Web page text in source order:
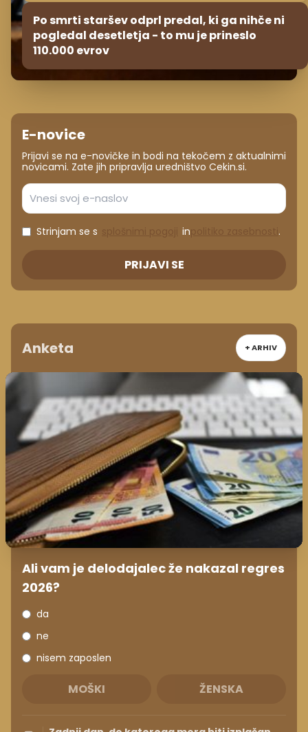
Po smrti staršev odprl predal, ki ga nihče ni
pogledal desetletja - to mu je prineslo
110.000 evrov
E-novice
Prijavi se na e-novičke in bodi na tekočem z aktualnimi
novicami. Zate jih pripravlja uredništvo Cekin.si.
Strinjam se s in .
PRIJAVI SE
Anketa + ARHIV
Ali vam je delodajalec že nakazal regres
2026?
da
ne
nisem zaposlen
MOŠKI ŽENSKA